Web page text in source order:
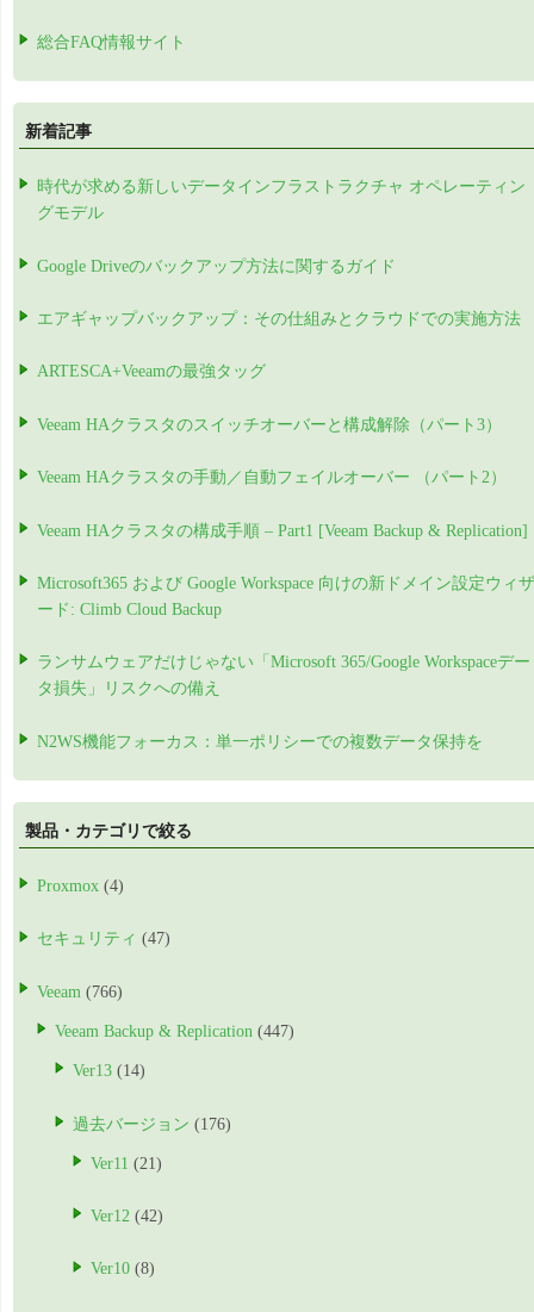
総合FAQ情報サイト
新着記事
時代が求める新しいデータインフラストラクチャ オペレーティン
グモデル
Google Driveのバックアップ方法に関するガイド
エアギャップバックアップ：その仕組みとクラウドでの実施方法
ARTESCA+Veeamの最強タッグ
Veeam HAクラスタのスイッチオーバーと構成解除（パート3）
Veeam HAクラスタの手動／自動フェイルオーバー （パート2）
Veeam HAクラスタの構成手順 – Part1 [Veeam Backup & Replication]
Microsoft365 および Google Workspace 向けの新ドメイン設定ウィザ
ード: Climb Cloud Backup
ランサムウェアだけじゃない「Microsoft 365/Google Workspaceデー
タ損失」リスクへの備え
N2WS機能フォーカス：単一ポリシーでの複数データ保持を
製品・カテゴリで絞る
Proxmox (4)
セキュリティ (47)
Veeam (766)
Veeam Backup & Replication (447)
Ver13 (14)
過去バージョン (176)
Ver11 (21)
Ver12 (42)
Ver10 (8)